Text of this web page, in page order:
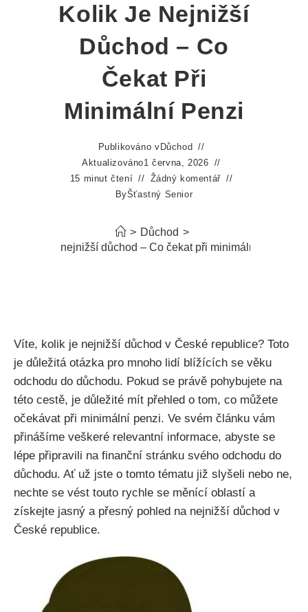
Kolik Je Nejnižší
Důchod – Co
Čekat Při
Minimální Penzi
Publikováno v Důchod
Aktualizováno1 června, 2026
15 minut čtení
Žádný komentář
ByŠťastný Senior
> Důchod >
Kolik je nejnižší důchod – Co čekat při minimální penzi
Víte, kolik je nejnižší důchod v České republice? Toto
je důležitá otázka pro mnoho lidí blížících se věku
odchodu do důchodu. Pokud se právě pohybujete na
této cestě, je důležité mít přehled o tom, co můžete
očekávat při minimální penzi. Ve svém článku vám
přinášíme veškeré relevantní informace, abyste se
lépe připravili na finanční stránku svého odchodu do
důchodu. Ať už jste o tomto tématu již slyšeli nebo ne,
nechte se vést touto rychle se měnící oblastí a
získejte jasný a přesný pohled na nejnižší důchod v
České republice.